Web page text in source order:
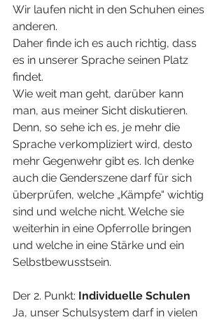
Wir laufen nicht in den Schuhen eines
anderen.
Daher finde ich es auch richtig, dass
es in unserer Sprache seinen Platz
findet.
Wie weit man geht, darüber kann
man, aus meiner Sicht diskutieren.
Denn, so sehe ich es, je mehr die
Sprache verkompliziert wird, desto
mehr Gegenwehr gibt es. Ich denke
auch die Genderszene darf für sich
überprüfen, welche „Kämpfe“ wichtig
sind und welche nicht. Welche sie
weiterhin in eine Opferrolle bringen
und welche in eine Stärke und ein
Selbstbewusstsein.
Der 2. Punkt: Individuelle Schulen
Ja, unser Schulsystem darf in vielen